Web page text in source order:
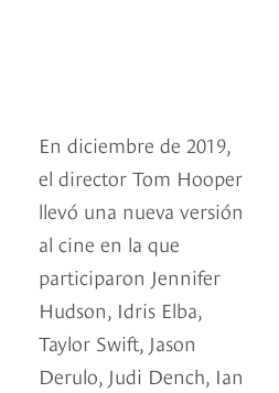
En diciembre de 2019,
el director Tom Hooper
llevó una nueva versión
al cine en la que
participaron Jennifer
Hudson, Idris Elba,
Taylor Swift, Jason
Derulo, Judi Dench, Ian